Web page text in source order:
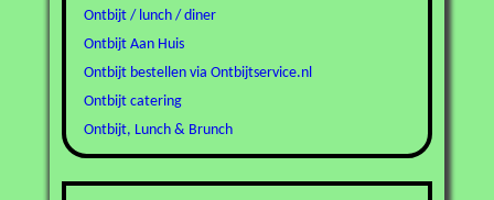
Ontbijt / lunch / diner
Ontbijt Aan Huis
Ontbijt bestellen via Ontbijtservice.nl
Ontbijt catering
Ontbijt, Lunch & Brunch